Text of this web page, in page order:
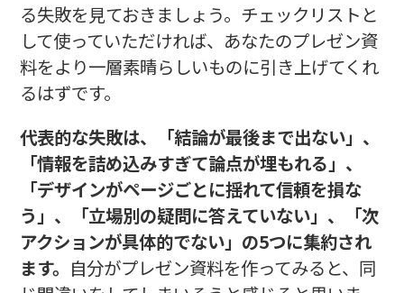
る失敗を見ておきましょう。チェックリストと
して使っていただければ、あなたのプレゼン資
料をより一層素晴らしいものに引き上げてくれ
るはずです。
代表的な失敗は、「結論が最後まで出ない」、
「情報を詰め込みすぎて論点が埋もれる」、
「デザインがページごとに揺れて信頼を損な
う」、「立場別の疑問に答えていない」、「次
アクションが具体的でない」の5つに集約され
ます。 自分がプレゼン資料を作ってみると、同